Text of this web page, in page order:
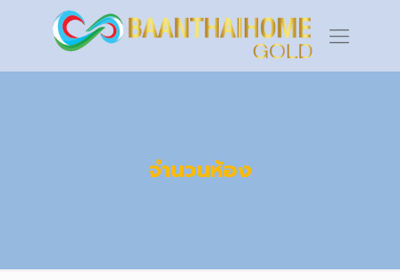
จำนวนห้อง